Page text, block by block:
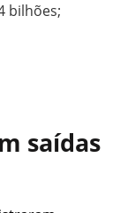
bilhões;
saídas